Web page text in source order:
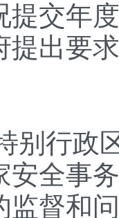
提交年
提出要
别行政
安全事
监督和